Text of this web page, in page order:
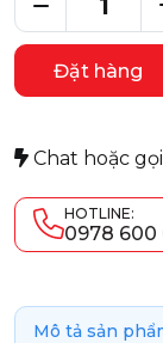
Đặt hàng
Chat hoặc
HOTLINE:
0978 600
Mô tả sản